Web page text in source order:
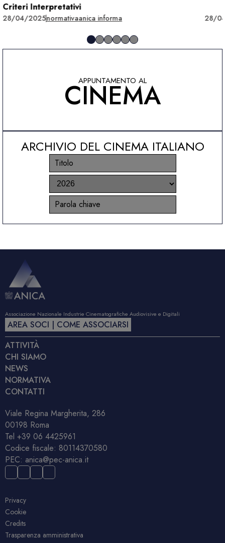
Criteri Interpretativi
28/04/2025normativaanica informa 28/
APPUNTAMENTO AL
CINEMA
ARCHIVIO DEL CINEMA ITALIANO
Associazione Nazionale Industrie Cinematografiche Audiovisive e Digitali
AREA SOCI | COME ASSOCIARSI
ATTIVITÀ
CHI SIAMO
NEWS
NORMATIVA
CONTATTI
Viale Regina Margherita, 286
00198 Roma
Tel +39 06 4425961
Codice fiscale: 80114370580
PEC: anica@pec-anica.it
Privacy
Cookie
Credits
Trasparenza amministrativa